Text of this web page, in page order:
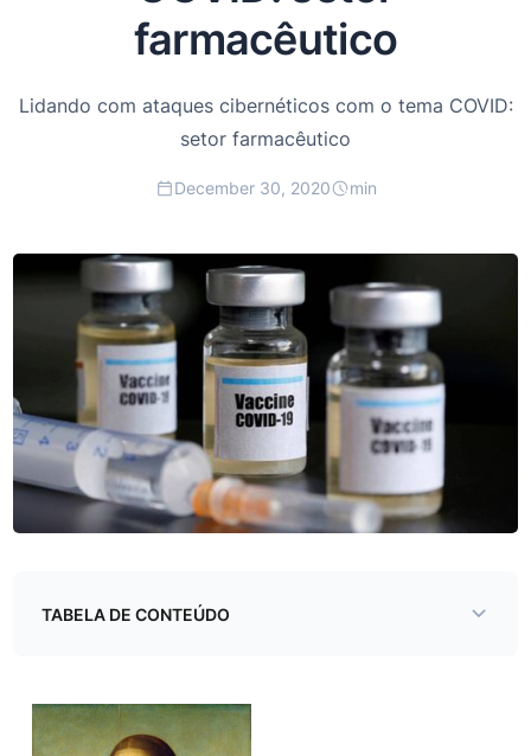
farmacêutico
Lidando com ataques cibernéticos com o tema COVID:
setor farmacêutico
December 30, 2020 min
TABELA DE CONTEÚDO
A saída